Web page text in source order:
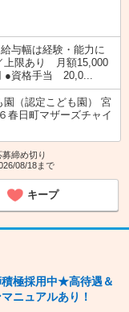
与幅は経験・能力に
上限あり 月額15,000
●資格手当 20,0...
（認定こども園） 宮
春日町マザーズチャイ
募締め切り
08/18まで
キープ
積極採用中★高待遇＆
ニュアルあり！